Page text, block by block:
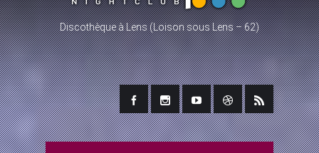
Discothèque à Lens (Loison sous Lens – 62)